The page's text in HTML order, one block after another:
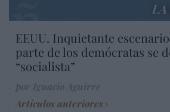
EEUU. Inquietante
parte de los demócratas se
“socialista”
Artículos anteriores